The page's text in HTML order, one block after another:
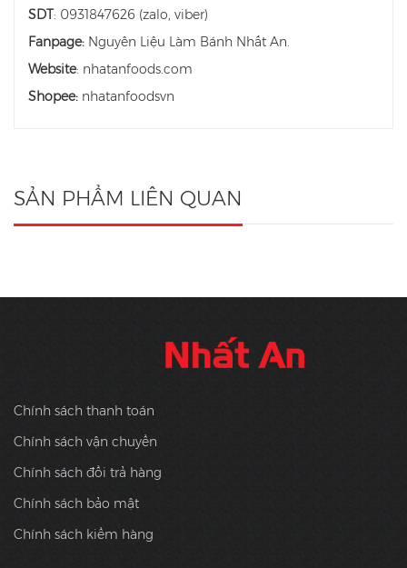
SDT: 0931847626 (zalo, viber)
Fanpage: Nguyên Liệu Làm Bánh Nhất An.
Website: nhatanfoods.com
Shopee: nhatanfoodsvn
SẢN PHẨM LIÊN QUAN
Chính sách thanh toán
Chính sách vận chuyển
Chính sách đổi trả hàng
Chính sách bảo mật
Chính sách kiểm hàng